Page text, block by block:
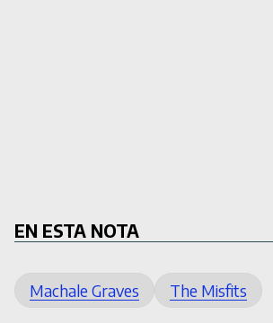
EN ESTA NOTA
Machale Graves The Misfits